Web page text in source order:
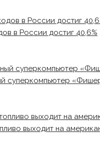
в России достиг 40,6%
суперкомпьютер
выходит на